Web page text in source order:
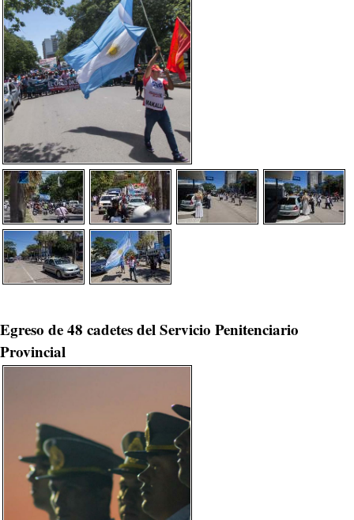
Egreso de 48 cadetes del Servicio Penitenciario
Provincial